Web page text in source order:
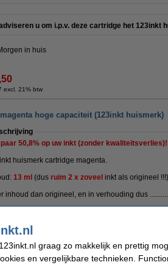
u om i.p.v. deze cartridge het 123inkt
in huis
excl. 21% btw
hoge capaciteit (123inkt huismerk)
50,8% op uw inkt (zonder kwaliteitsverlies)!
huismerk cartridge magenta.
13 ml (dus ruim 2 x zoveel inkt als origineel
inhoud dan origineel, en in verhouding dus
inkjet cartridge
13 ml
graag zo makkelijk en prettig
en vergelijkbare technieken.